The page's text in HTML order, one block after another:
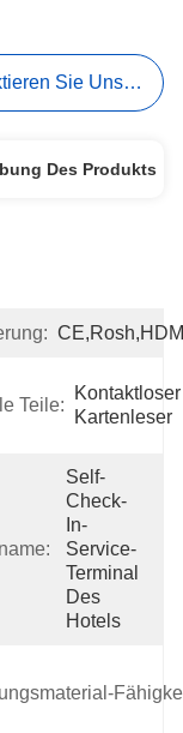
Sie Uns Jetzt
Des Produkts
Teile:
Kontaktloser
Kartenleser
Self-
Check-
In-
Service-
Terminal
Des
Hotels